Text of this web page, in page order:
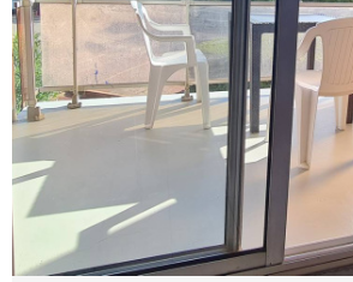
VOIR LE BIEN